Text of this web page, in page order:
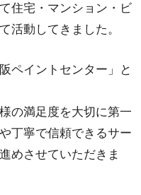
住宅・マンション・ビ
活動してきました。
ペイントセンター」と
の満足度を大切に第一
丁寧で信頼できるサー
めさせていただきま